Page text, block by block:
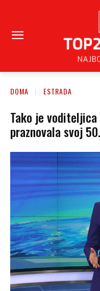
DOMA ESTRADA
Tako je
praznovala svoj